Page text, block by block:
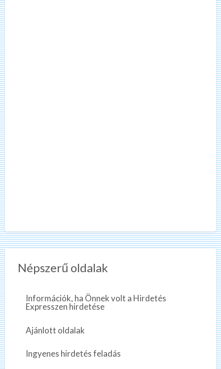
Népszerű oldalak
Információk, ha Önnek volt a Hirdetés
Expresszen hirdetése
Ajánlott oldalak
Ingyenes hirdetés feladás